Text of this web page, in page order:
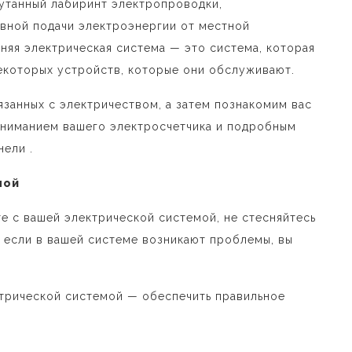
лабиринт электропроводки,
подачи электроэнергии от местной
электрическая система — это система, которая
устройств, которые они обслуживают.
с электричеством, а затем познакомим вас
вашего электросчетчика и подробным
.
вашей электрической системой, не стесняйтесь
в вашей системе возникают проблемы, вы
системой — обеспечить правильное